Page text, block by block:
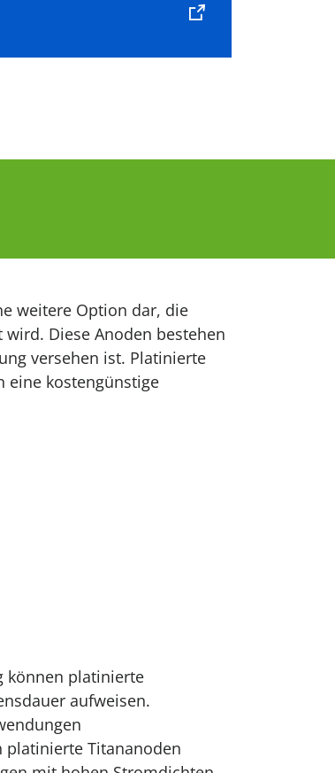
weitere Option dar, die
Diese Anoden bestehen
versehen ist. Platinierte
eine kostengünstige
können platinierte
aufweisen.
platinierte Titan­anoden